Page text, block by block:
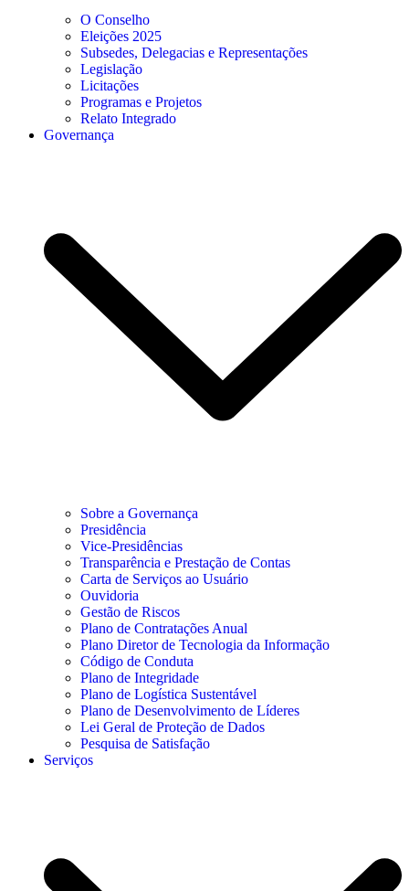
O Conselho
Eleições 2025
Subsedes, Delegacias e Representações
Legislação
Licitações
Programas e Projetos
Relato Integrado
Governança
Sobre a Governança
Presidência
Vice-Presidências
Transparência e Prestação de Contas
Carta de Serviços ao Usuário
Ouvidoria
Gestão de Riscos
Plano de Contratações Anual
Plano Diretor de Tecnologia da Informação
Código de Conduta
Plano de Integridade
Plano de Logística Sustentável
Plano de Desenvolvimento de Líderes
Lei Geral de Proteção de Dados
Pesquisa de Satisfação
Serviços